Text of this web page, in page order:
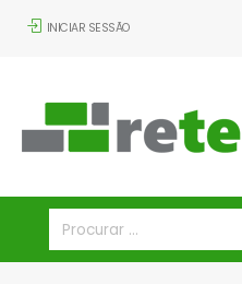
INICIAR SESSÃO